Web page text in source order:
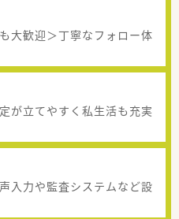
大歓迎＞丁寧なフォロー体
が立てやすく私生活も充実
入力や監査システムなど設